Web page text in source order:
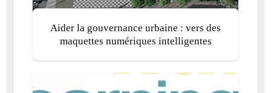
Aider la gouvernance urbaine : vers des
maquettes numériques intelligentes